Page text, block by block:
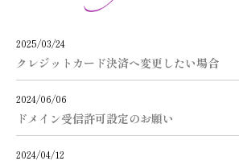
2025/03/24
クレジットカード決済へ変更したい場合
2024/06/06
ドメイン受信許可設定のお願い
2024/04/12